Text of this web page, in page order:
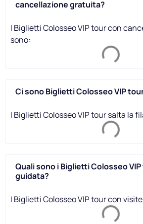
cancellazione gratuita?
I Biglietti Colosseo VIP tour con
sono:
Ci sono Biglietti Colosseo VIP
I Biglietti Colosseo VIP tour salta la
Quali sono i Biglietti Colosseo
guidata?
I Biglietti Colosseo VIP tour con